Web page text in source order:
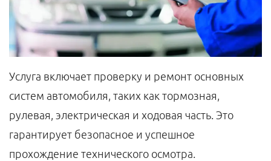
Услуга включает проверку и ремонт основных
систем автомобиля, таких как тормозная,
рулевая, электрическая и ходовая часть. Это
гарантирует безопасное и успешное
прохождение технического осмотра.